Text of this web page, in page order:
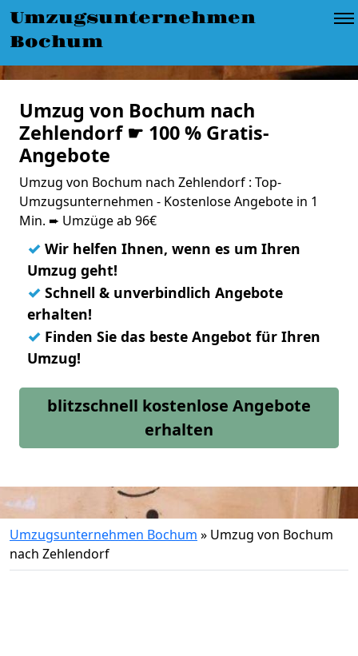
Umzugsunternehmen
Bochum
Umzug von Bochum nach
Zehlendorf ☛ 100 % Gratis-
Angebote
Umzug von Bochum nach Zehlendorf : Top-
Umzugsunternehmen - Kostenlose Angebote in 1
Min. ➨ Umzüge ab 96€
✓ Wir helfen Ihnen, wenn es um Ihren
Umzug geht!
✓ Schnell & unverbindlich Angebote
erhalten!
✓ Finden Sie das beste Angebot für Ihren
Umzug!
blitzschnell kostenlose Angebote
erhalten
Umzugsunternehmen Bochum » Umzug von Bochum
nach Zehlendorf